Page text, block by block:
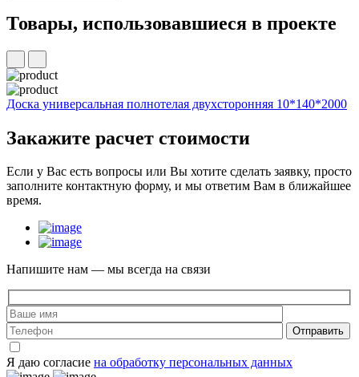
Товары, использовавшиеся в проекте
Доска универсальная полнотелая двухсторонняя 10*140*2000
Закажите расчет стоимости
Если у Вас есть вопросы или Вы хотите сделать заявку, просто
заполните контактную форму, и мы ответим Вам в ближайшее
время.
Напишите нам — мы всегда на связи
Отправить
Я даю согласие на обработку персональных данных